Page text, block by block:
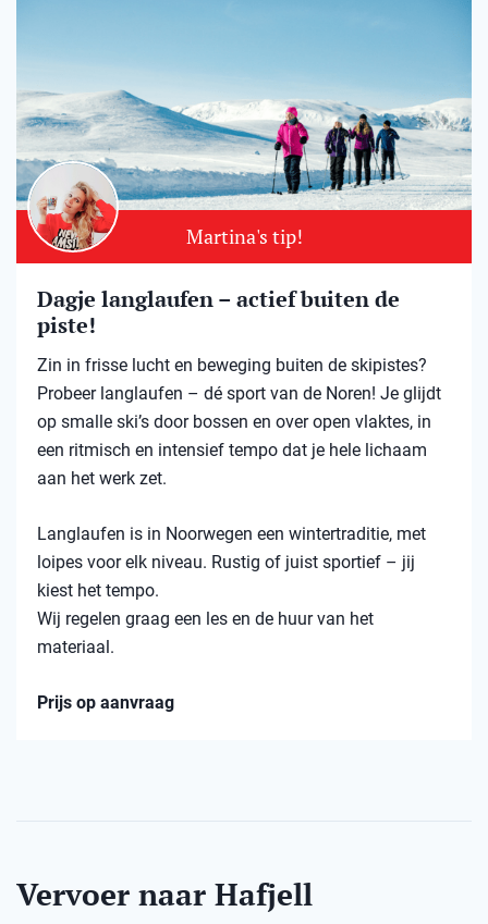
Martina's tip!
Dagje langlaufen – actief buiten de
piste!
Zin in frisse lucht en beweging buiten de skipistes?
Probeer langlaufen – dé sport van de Noren! Je glijdt
op smalle ski’s door bossen en over open vlaktes, in
een ritmisch en intensief tempo dat je hele lichaam
aan het werk zet.
Langlaufen is in Noorwegen een wintertraditie, met
loipes voor elk niveau. Rustig of juist sportief – jij
kiest het tempo.
Wij regelen graag een les en de huur van het
materiaal.
Prijs op aanvraag
Vervoer naar Hafjell